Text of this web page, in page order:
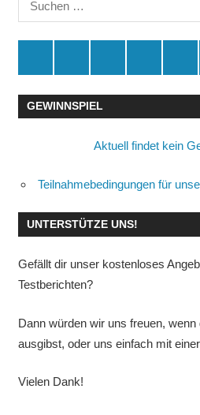
Beiträge
nach:
GEWINNSPIEL
Aktuell findet kein
Teilnahmebedingungen für
UNTERSTÜTZE UNS!
Gefällt dir unser kostenloses
Testberichten?
Dann würden wir uns freuen, wenn
ausgibst, oder uns einfach mit
Vielen Dank!